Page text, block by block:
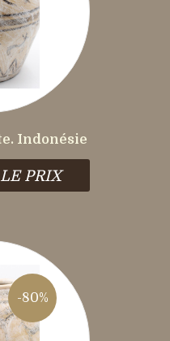
Indonésie
PRIX
-80%